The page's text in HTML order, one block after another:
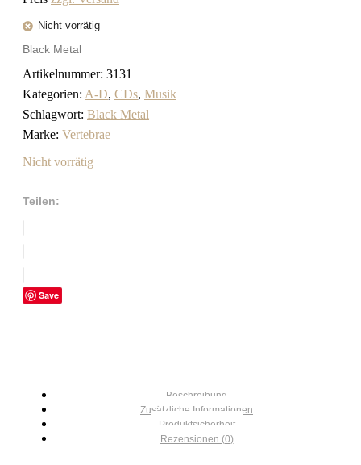
Nicht vorrätig
Black Metal
Artikelnummer: 3131
Kategorien: A-D, CDs, Musik
Schlagwort: Black Metal
Marke: Vertebrae
Nicht vorrätig
Teilen:
Save
Beschreibung
Zusätzliche Informationen
Produktsicherheit
Rezensionen (0)